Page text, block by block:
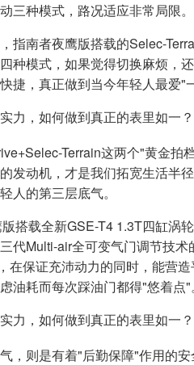
三种模式，路况适应非常局限。
指南者夜鹰版搭载的Selec-
种模式，如果觉得切换麻烦，
捷，真正做到当今年轻人最爱"
Terrain这两个"黄金拍
发动机，才是我们拓宽生活半
人的第三层底气。
搭载全新GSE-T4 1.3T四缸涡
代Multi-air全可变气门调节技
在保证充沛动力的同时，能营
油耗而每次踩油门都得"悠着点"。
，则是有着"后勤保障"作用的